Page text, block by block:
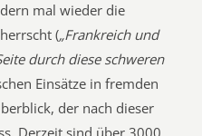
mal wieder die
(„Frankreich und
durch diese schweren
Einsätze in fremden
der nach dieser
Derzeit sind über 3000